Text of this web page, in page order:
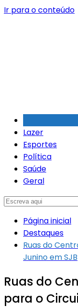
Ir para o conteúdo
Lazer
Esportes
Política
Saúde
Geral
Página inicial
Destaques
Ruas do
Junino em SJB
Ruas do
para o